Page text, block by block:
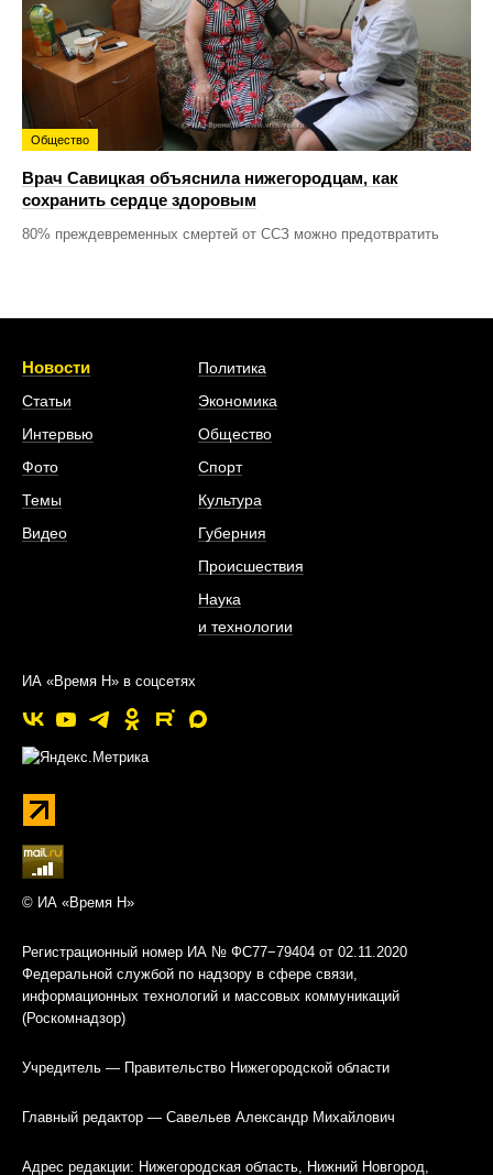
Общество
Врач Савицкая объяснила нижегородцам, как
сохранить сердце здоровым
80% преждевременных смертей от ССЗ можно предотвратить
Новости
Статьи
Интервью
Фото
Темы
Видео
Политика
Экономика
Общество
Спорт
Культура
Губерния
Происшествия
Наука
и технологии
ИА «Время Н» в соцсетях
© ИА «Время Н»
Регистрационный номер ИА № ФС77−79404 от 02.11.2020
Федеральной службой по надзору в сфере связи,
информационных технологий и массовых коммуникаций
(Роскомнадзор)
Учредитель — Правительство Нижегородской области
Главный редактор — Савельев Александр Михайлович
Адрес редакции: Нижегородская область, Нижний Новгород,